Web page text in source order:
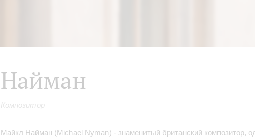
Найман
Композитор
Майкл Найман (Michael Nyman) - знаменитый британский композитор,